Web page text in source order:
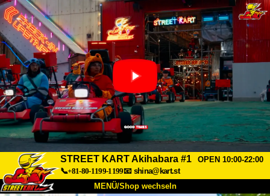
STREET KART Akihabara #1
OPEN 10:00-22:00
📞+81-80-1199-1199📧 shina@kart.st
MENÜ/Shop wechseln